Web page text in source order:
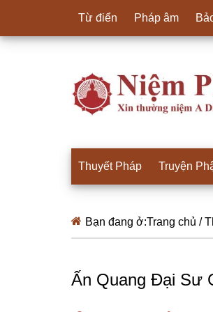
Từ điển Pháp âm
Thuyết Pháp Truyện
Bạn đang ở:Trang chủ /
Ấn Quang Đại Sư